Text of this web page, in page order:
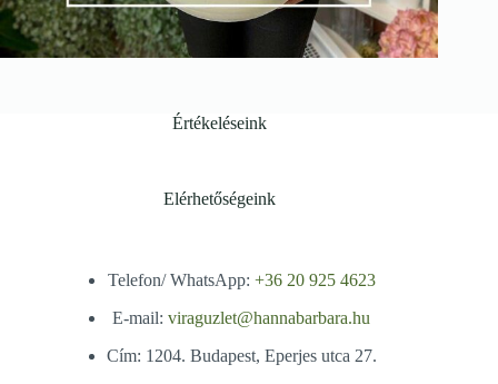
Értékeléseink
Elérhetőségeink
Telefon/ WhatsApp: +36 20 925 4623
E-mail:viraguzlet@hannabarbara.hu
Cím: 1204. Budapest, Eperjes utca 27.